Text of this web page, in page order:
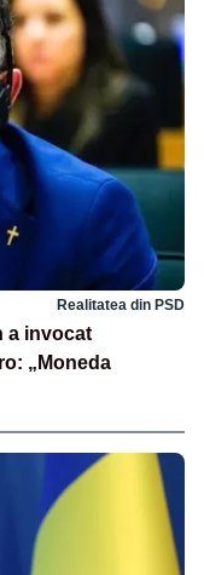
Realitatea din PSD
a invocat
„Moneda